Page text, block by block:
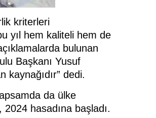
kriterleri
yıl hem kaliteli hem de
bulunan
Başkanı Yusuf
dedi.
da ülke
hasadına başladı.